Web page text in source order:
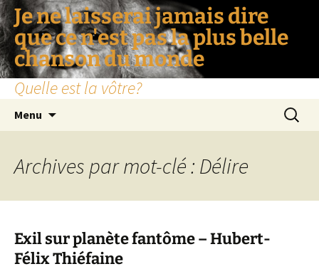
Je ne laisserai jamais dire
que ce n'est pas la plus belle
chanson du monde
Quelle est la vôtre?
Menu
Archives par mot-clé : Délire
Exil sur planète fantôme – Hubert-
Félix Thiéfaine